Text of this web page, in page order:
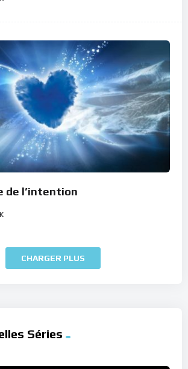
de l’intention
CHARGER PLUS
Séries